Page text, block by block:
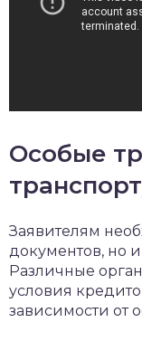
Особые
Заявителям
документов, но
Различные
условия
зависимости от